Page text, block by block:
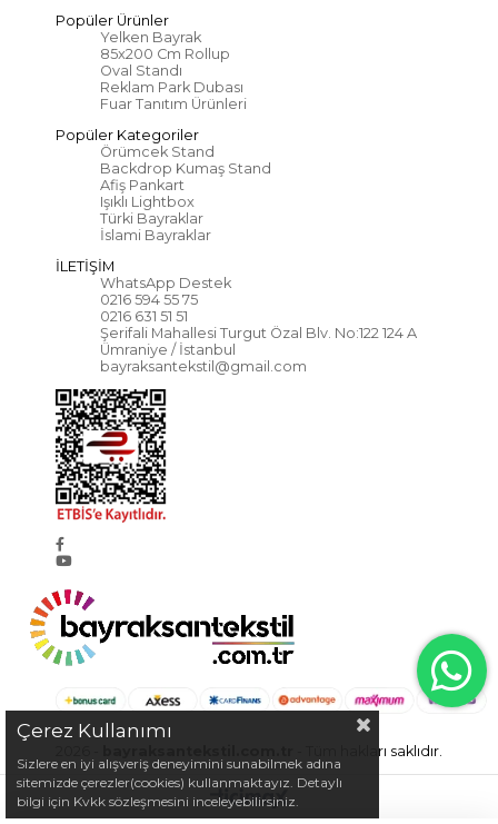
Popüler Ürünler
Yelken Bayrak
85x200 Cm Rollup
Oval Standı
Reklam Park Dubası
Fuar Tanıtım Ürünleri
Popüler Kategoriler
Örümcek Stand
Backdrop Kumaş Stand
Afiş Pankart
Işıklı Lightbox
Türki Bayraklar
İslami Bayraklar
İLETİŞİM
WhatsApp Destek
0216 594 55 75
0216 631 51 51
Şerifali Mahallesi Turgut Özal Blv. No:122 124 A
Ümraniye / İstanbul
bayraksantekstil@gmail.com
- Tüm hakları saklıdır.
Çerez Kullanımı
Sizlere en iyi alışveriş deneyimini sunabilmek adına
sitemizde çerezler(cookies) kullanmaktayız. Detaylı
bilgi için Kvkk sözleşmesini inceleyebilirsiniz.